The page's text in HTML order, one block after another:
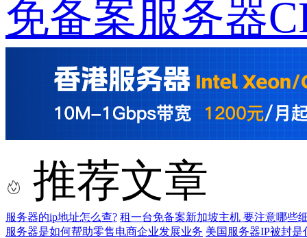
免备案服务器
推荐文章
服务器的ip地址怎么查? 租一台免备案新加坡主机 要注意哪些
服务器是如何帮助零售电商企业发展业务 美国服务器IP被封是